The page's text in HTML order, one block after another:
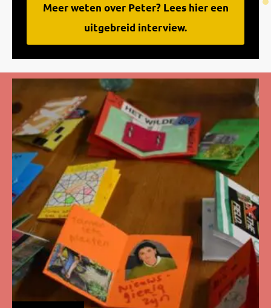
Meer weten over Peter? Lees hier een
uitgebreid interview.